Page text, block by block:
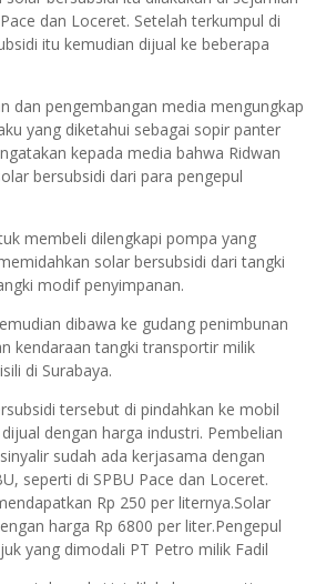
dan Loceret. Setelah terkumpul di
itu kemudian dijual ke beberapa
dan pengembangan media mengungkap
yang diketahui sebagai sopir panter
kepada media bahwa Ridwan
bersubsidi dari para pengepul
membeli dilengkapi pompa yang
solar bersubsidi dari tangki
modif penyimpanan.
dibawa ke gudang penimbunan
kendaraan tangki transportir milik
di Surabaya.
tersebut di pindahkan ke mobil
dengan harga industri. Pembelian
sudah ada kerjasama dengan
seperti di SPBU Pace dan Loceret.
Rp 250 per liternya.Solar
harga Rp 6800 per liter.Pengepul
yang dimodali PT Petro milik Fadil